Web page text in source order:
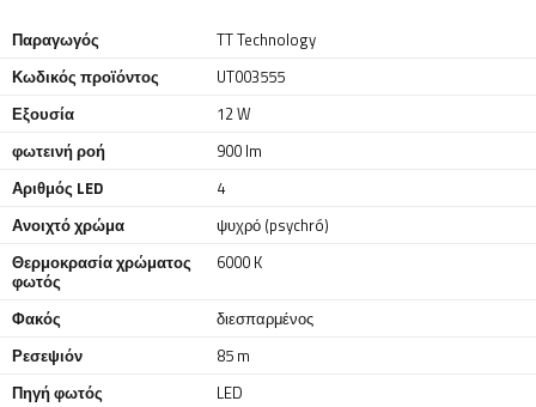
Παραγωγός
TT Technology
Κωδικός προϊόντος
UT003555
Εξουσία
12 W
φωτεινή ροή
900 lm
Αριθμός LED
4
Ανοιχτό χρώμα
ψυχρό (psychró)
Θερμοκρασία χρώματος
φωτός
6000 K
Φακός
διεσπαρμένος
Ρεσεψιόν
85 m
Πηγή φωτός
LED